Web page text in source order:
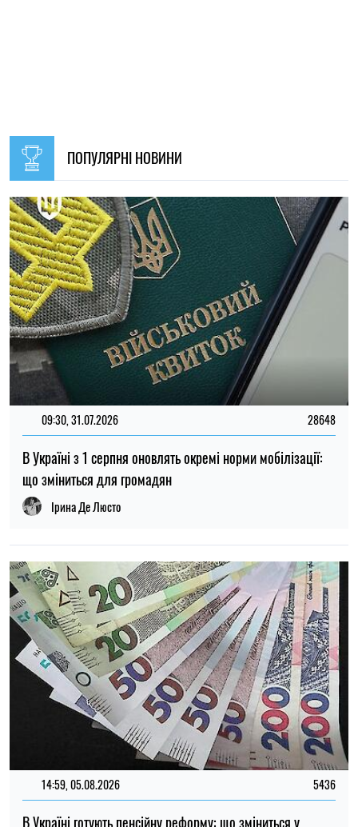
Окупанти завдали удару по Нікополю: загорівся рейсовий
автобус, загинув водій
Олена Расенко
17:30, 08.08.2026 15
Як захистити улюбленця від спеки: перші ознаки
перегріву, які не можна ігнорувати
16:30, 08.08.2026 234